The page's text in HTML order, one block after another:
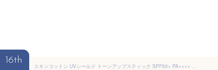
16th
スキンコットン UVシールド トーンアップスティック SPF50+ PA++++ 日焼け止めスティック